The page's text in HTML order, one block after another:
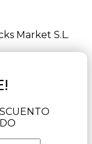
Market S.L.